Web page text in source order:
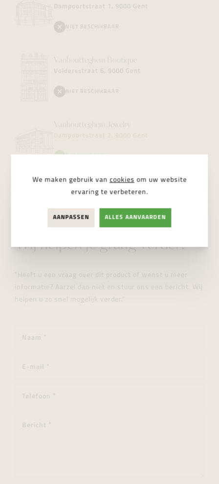
Dampoortstraat 1, 9000 Gent
NIET BESCHIKBAAR
Vanhoutteghem Boutique
Voldersstraat 6, 9000 Gent
NIET BESCHIKBAAR
Vanhoutteghem Jewelry
BESCHIKBAAR
Wij helpen je graag verder!
"Heeft u een vraag over dit product of wenst u meer
informatie? Aarzel dan niet en stuur ons een bericht. Wij
helpen u zo snel mogelijk verder."
We maken gebruik van cookies om uw website
ervaring te verbeteren.
AANPASSEN ALLES AANVAARDEN